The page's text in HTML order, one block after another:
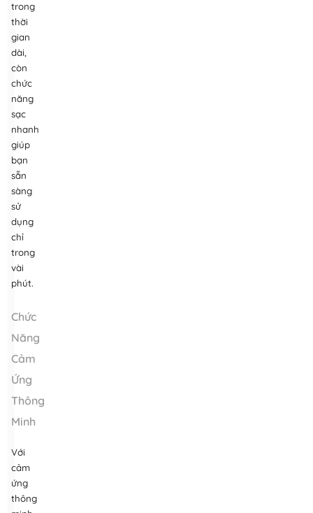
trong
thời
gian
dài,
còn
chức
năng
sạc
nhanh
giúp
bạn
sẵn
sàng
sử
dụng
chỉ
trong
vài
phút.
Chức
Năng
Cảm
Ứng
Thông
Minh
Với
cảm
ứng
thông